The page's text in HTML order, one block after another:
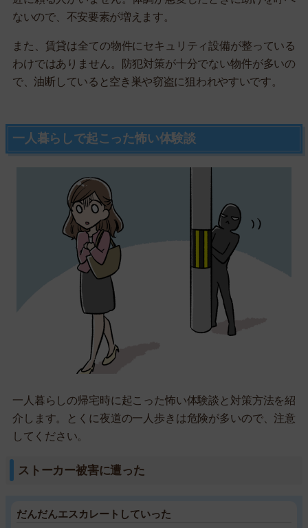
ないので、不安要素が増えます。
また、賃貸は全ての物件にセキュリティ設備が整っている
わけではありません。防犯対策が十分でない物件が多いの
で、油断していると空き巣や窃盗に狙われやすいです。
一人暮らしで起こった怖い体験談
一人暮らしの帰宅時に起こった怖い体験談と対策方法を紹
介します。とくに夜道の一人歩きは危険が多いので、注意
してください。
ストーカー被害に遭った
だんだんエスカレートしていった